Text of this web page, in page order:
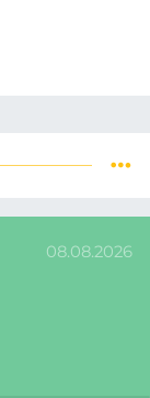
08.08.2026